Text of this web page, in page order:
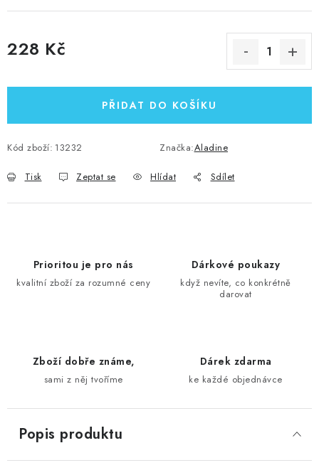
228 Kč
PŘIDAT DO KOŠÍKU
Kód zboží: 13232 Značka:Aladine
Tisk Zeptat se Hlídat Sdílet
Prioritou je pro nás
kvalitní zboží za rozumné ceny
Dárkové poukazy
když nevíte, co konkrétně
darovat
Zboží dobře známe,
sami z něj tvoříme
Dárek zdarma
ke každé objednávce
Popis produktu